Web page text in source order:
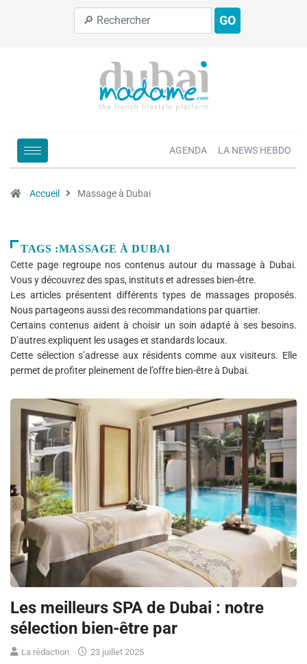
GO
AGENDA LA NEWS HEBDO
Accueil Massage à Dubai
TAGS :MASSAGE À DUBAI
Cette page regroupe nos contenus autour du massage à Dubai.
Vous y découvrez des spas, instituts et adresses bien-être.
Les articles présentent différents types de massages proposés.
Nous partageons aussi des recommandations par quartier.
Certains contenus aident à choisir un soin adapté à ses besoins.
D’autres expliquent les usages et standards locaux.
Cette sélection s’adresse aux résidents comme aux visiteurs. Elle
permet de profiter pleinement de l’offre bien-être à Dubai.
Les meilleurs SPA de Dubai : notre
sélection bien-être par
La rédaction 23 juillet 2025